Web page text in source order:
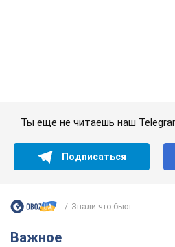
назвала первый симптом,